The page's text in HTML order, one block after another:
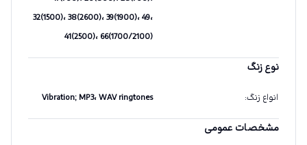
32(1500)، 38(2600)، 39(1900)، 49،
41(2500)، 66(1700/2100)
نوع زنگ
انواع زنگ: Vibration; MP3، WAV ringtones
مشخصات عمومی